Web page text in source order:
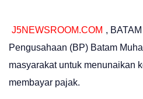
J5NEWSROOM.COM ,
Pengusahaan (BP) Batam
masyarakat untuk menunaikan
membayar pajak.